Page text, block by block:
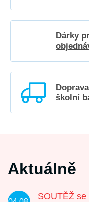
Dárky
školní
Aktuálně
SOUTĚŽ